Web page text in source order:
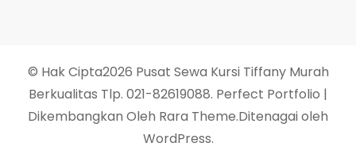
© Hak Cipta2026 Pusat Sewa Kursi Tiffany Murah
Berkualitas Tlp. 021-82619088. Perfect Portfolio |
Dikembangkan Oleh Rara Theme.Ditenagai oleh
WordPress.